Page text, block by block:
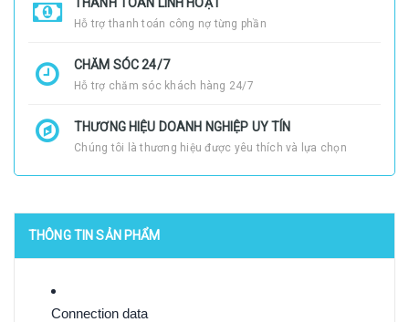
Hỗ trợ thanh toán công nợ từng phần
CHĂM SÓC 24/7
Hỗ trợ chăm sóc khách hàng 24/7
THƯƠNG HIỆU DOANH NGHIỆP UY TÍN
Chúng tôi là thương hiệu được yêu thích và lựa chọn
THÔNG TIN SẢN PHẨM
Connection data